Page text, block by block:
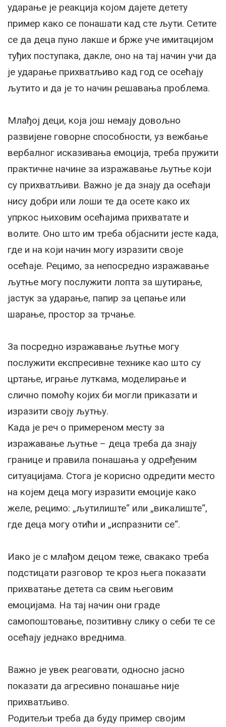
ударање је реакција којом дајете детету
пример како се понашати кад сте љути. Сетите
се да деца пуно лакше и брже уче имитацијом
туђих поступака, дакле, оно на тај начин учи да
је ударање прихватљиво кад год се осећају
љутито и да је то начин решавања проблема.
Млађој деци, која још немају довољно
развијене говорне способности, уз вежбање
вербалног исказивања емоција, треба пружити
практичне начине за изражавање љутње који
су прихватљиви. Важно је да знају да осећаји
нису добри или лоши те да осете како их
упркос њиховим осећајима прихватате и
волите. Оно што им треба објаснити јесте када,
где и на који начин могу изразити своје
осећаје. Рецимо, за непосредно изражавање
љутње могу послужити лопта за шутирање,
јастук за ударање, папир за цепање или
шарање, простор за трчање.
За посредно изражавање љутње могу
послужити експресивне технике као што су
цртање, играње луткама, моделирање и
слично помоћу којих би могли приказати и
изразити своју љутњу.
Kада је реч о примереном месту за
изражавање љутње – деца треба да знају
границе и правила понашања у одређеним
ситуацијама. Стога је корисно одредити место
на којем деца могу изразити емоције како
желе, рецимо: „љутилиште“ или „викалиште“,
где деца могу отићи и „испразнити се“.
Иако је с млађом децом теже, свакако треба
подстицати разговор те кроз њега показати
прихватање детета са свим његовим
емоцијама. На тај начин они граде
самопоштовање, позитивну слику о себи те се
осећају једнако вреднима.
Важно је увек реаговати, односно јасно
показати да агресивно понашање није
прихватљиво.
Родитељи треба да буду пример својим